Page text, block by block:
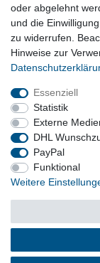
Impressum
©
oder abgelehnt
und die
zu widerrufen.
Hinweise zur
Essenziell
Statistik
Externe
DHL
PayPal
Funktional
Weitere